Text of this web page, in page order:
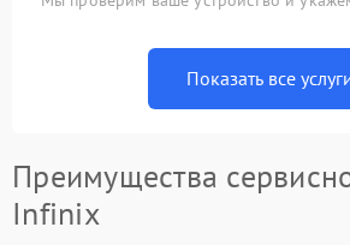
Показать все
Преимущества
Infinix